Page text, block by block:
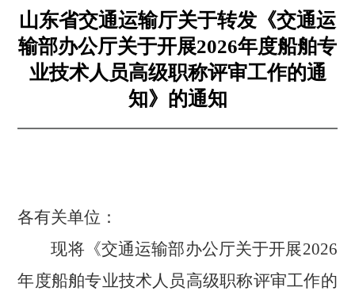
山东省交通运输厅关于转发《交通运
输部办公厅关于开展2026年度船舶专
业技术人员高级职称评审工作的通
知》的通知
各有关单位：
现将《交通运输部办公厅关于开展2026
年度船舶专业技术人员高级职称评审工作的